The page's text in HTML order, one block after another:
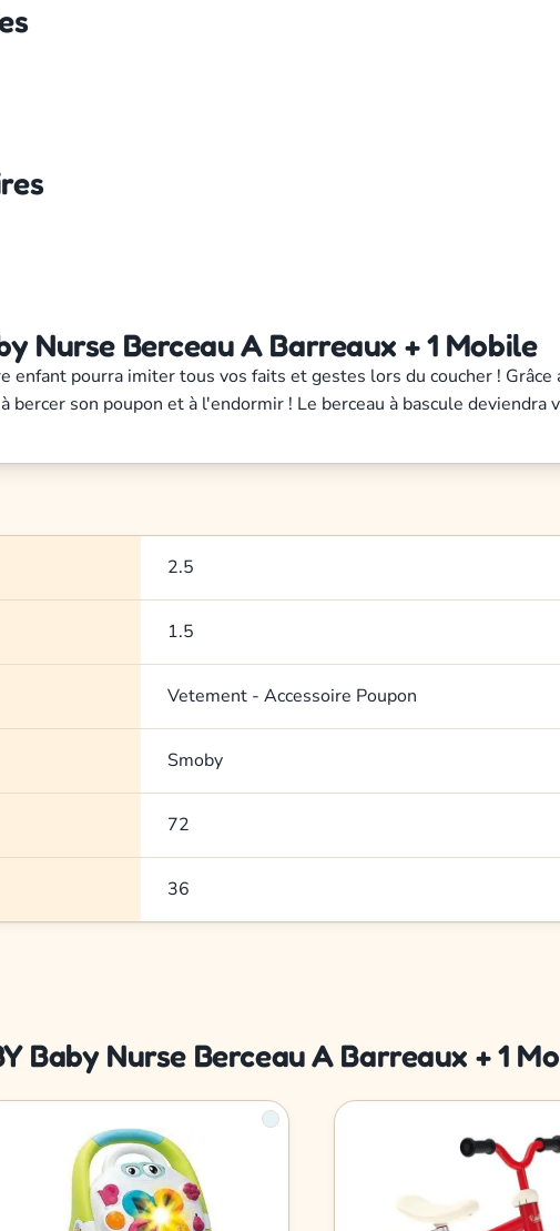
Nurse Berceau A Barreaux + 1 Mobile
enfant pourra imiter tous vos faits et gestes lors du coucher !
son poupon et à l'endormir ! Le berceau à bascule deviendra
2.5
1.5
Vetement - Accessoire Poupon
Smoby
72
36
Baby Nurse Berceau A Barreaux + 1